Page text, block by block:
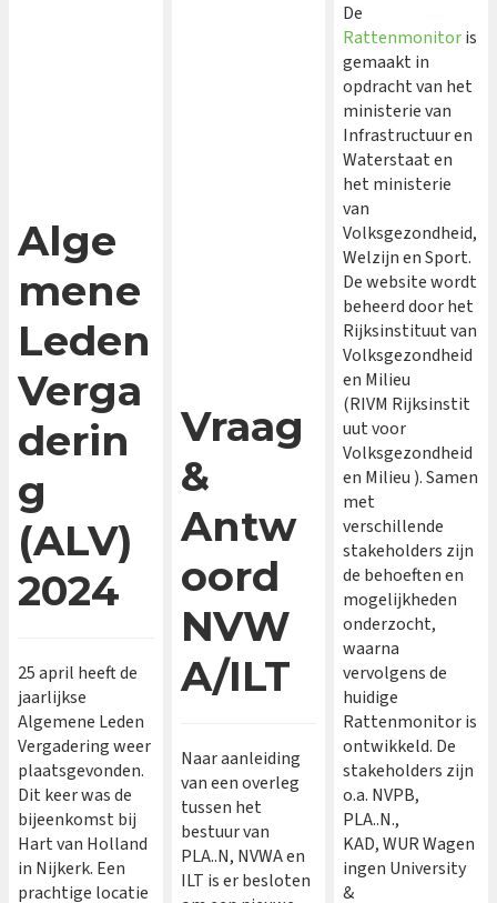
Alge
mene
Leden
Verga
derin
g
(ALV)
2024
25 april heeft de
jaarlijkse
Algemene Leden
Vergadering weer
plaatsgevonden.
Dit keer was de
bijeenkomst bij
Hart van Holland
in Nijkerk. Een
prachtige locatie
Vraag
&
Antw
oord
NVW
A/ILT
Naar aanleiding
van een overleg
tussen het
bestuur van
PLA..N, NVWA en
ILT is er besloten
De
Rattenmonitoris
gemaakt in
opdracht van het
ministerie van
Infrastructuur en
Waterstaat en
het ministerie
van
Volksgezondheid,
Welzijn en Sport.
De website wordt
beheerd door het
Rijksinstituut van
Volksgezondheid
en Milieu
(RIVM Rijksinstit
uut voor
Volksgezondheid
en Milieu ). Samen
met
verschillende
stakeholders zijn
de behoeften en
mogelijkheden
onderzocht,
waarna
vervolgens de
huidige
Rattenmonitor is
ontwikkeld. De
stakeholders zijn
o.a. NVPB,
PLA..N.,
KAD, WUR Wagen
ingen University
&